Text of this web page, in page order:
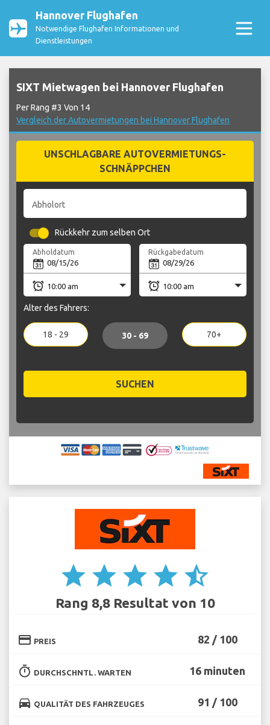
Hannover Flughafen
Notwendige Flughafen Informationen und
Dienstleistungen
SIXT Mietwagen bei Hannover Flughafen
Per Rang #3 Von 14
Vergleich der Autovermietungen bei Hannover Flughafen
UNSCHLAGBARE AUTOVERMIETUNGS-
SCHNÄPPCHEN
Abholort
Rückkehr zum selben Ort
Abholdatum Rückgabedatum
Alter des Fahrers:
18 - 29 30 - 69 70+
SUCHEN
star star star star star_half
Rang 8,8 Resultat von 10
credit_card PREIS 82 / 100
timer DURCHSCHNTL. WARTEN 16 minuten
directions_car QUALITÄT DES FAHRZEUGES 91 / 100